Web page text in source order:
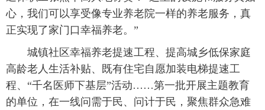
心，我们可以享受像专业养老院一样的养老服务，真
正实现了家门口幸福养老。”
城镇社区幸福养老提速工程、提高城乡低保家庭
高龄老人生活补贴、既有住宅自愿加装电梯提速工
程、“千名医师下基层”活动……第一批开展主题教育
的单位，在一线问需于民、问计于民，聚焦群众急难